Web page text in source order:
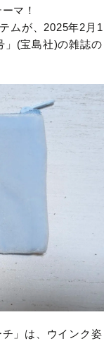
マ！
ムが、2025年2月1
」(宝島社)の雑誌の
」は、ウインク姿